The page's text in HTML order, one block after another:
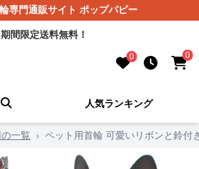
専門通販サイト ポップパピー
期間限定送料無料！
0 0
人気ランキング
一覧 › ペット用首輪 可愛いリボンと鈴付